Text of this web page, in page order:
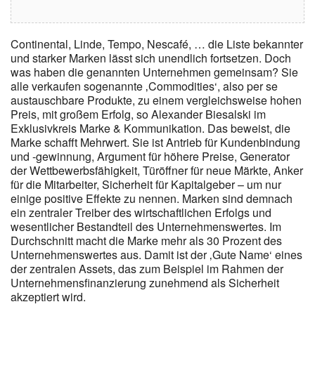
Continental, Linde, Tempo, Nescafé, … die Liste bekannter
und starker Marken lässt sich unendlich fortsetzen. Doch
was haben die genannten Unternehmen gemeinsam? Sie
alle verkaufen sogenannte ‚Commodities‘, also per se
austauschbare Produkte, zu einem vergleichsweise hohen
Preis, mit großem Erfolg, so Alexander Biesalski im
Exklusivkreis Marke & Kommunikation. Das beweist, die
Marke schafft Mehrwert. Sie ist Antrieb für Kundenbindung
und -gewinnung, Argument für höhere Preise, Generator
der Wettbewerbsfähigkeit, Türöffner für neue Märkte, Anker
für die Mitarbeiter, Sicherheit für Kapitalgeber – um nur
einige positive Effekte zu nennen. Marken sind demnach
ein zentraler Treiber des wirtschaftlichen Erfolgs und
wesentlicher Bestandteil des Unternehmenswertes. Im
Durchschnitt macht die Marke mehr als 30 Prozent des
Unternehmenswertes aus. Damit ist der ‚Gute Name‘ eines
der zentralen Assets, das zum Beispiel im Rahmen der
Unternehmensfinanzierung zunehmend als Sicherheit
akzeptiert wird.